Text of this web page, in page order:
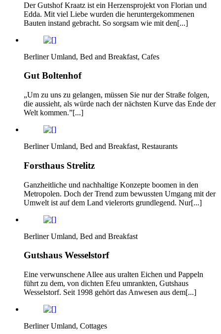
Der Gutshof Kraatz ist ein Herzensprojekt von Florian und
Edda. Mit viel Liebe wurden die heruntergekommenen
Bauten instand gebracht. So sorgsam wie mit den[...]
Berliner Umland, Bed and Breakfast, Cafes
Gut Boltenhof
„Um zu uns zu gelangen, müssen Sie nur der Straße folgen,
die aussieht, als würde nach der nächsten Kurve das Ende der
Welt kommen.”[...]
Berliner Umland, Bed and Breakfast, Restaurants
Forsthaus Strelitz
Ganzheitliche und nachhaltige Konzepte boomen in den
Metropolen. Doch der Trend zum bewussten Umgang mit der
Umwelt ist auf dem Land vielerorts grundlegend. Nur[...]
Berliner Umland, Bed and Breakfast
Gutshaus Wesselstorf
Eine verwunschene Allee aus uralten Eichen und Pappeln
führt zu dem, von dichten Efeu umrankten, Gutshaus
Wesselstorf. Seit 1998 gehört das Anwesen aus dem[...]
Berliner Umland, Cottages